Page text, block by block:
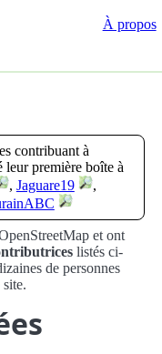
À propos
contribuant à
leur première boîte à
, Jaguare19
,
et ont
listés ci-
de personnes